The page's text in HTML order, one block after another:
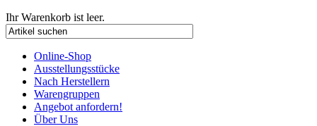
Ihr Warenkorb ist leer.
Online-Shop
Ausstellungsstücke
Nach Herstellern
Warengruppen
Angebot anfordern!
Über Uns